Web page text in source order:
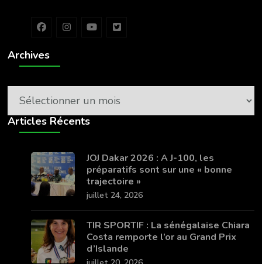
Archives
Archives
Articles Récents
JOJ Dakar 2026 : A J-100, les
préparatifs sont sur une « bonne
trajectoire »
juillet 24, 2026
TIR SPORTIF : La sénégalaise Chiara
Costa remporte l’or au Grand Prix
d’Islande